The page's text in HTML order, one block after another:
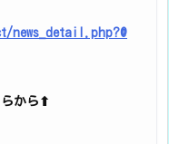
から⬆